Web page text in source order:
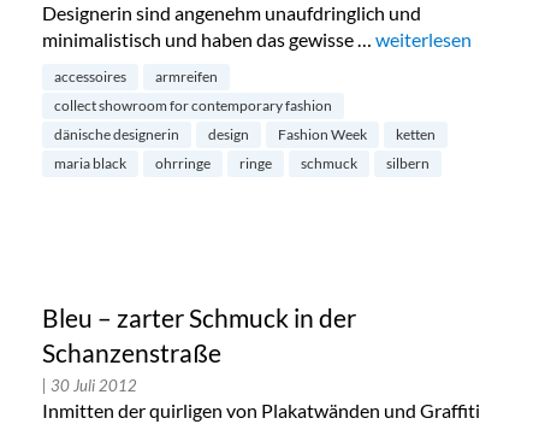
Designerin sind angenehm unaufdringlich und
minimalistisch und haben das gewisse … „Schmuck von
weiterlesen
accessoires
armreifen
collect showroom for contemporary fashion
dänische designerin
design Fashion Week
ketten
maria black
ohrringe ringe schmuck silbern
Bleu – zarter Schmuck in der
Schanzenstraße
| 30 Juli 2012
Inmitten der quirligen von Plakatwänden und Graffiti